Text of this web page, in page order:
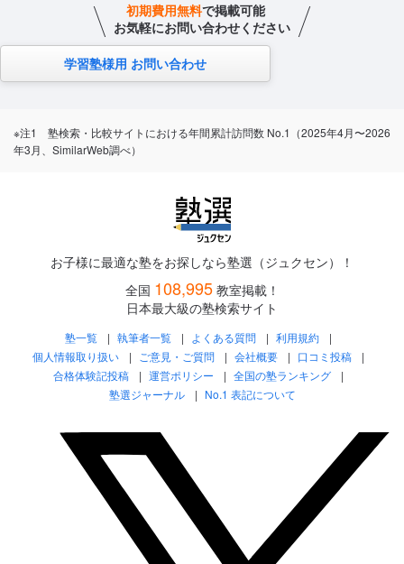
初期費用無料で掲載可能
お気軽にお問い合わせください
学習塾様用 お問い合わせ
※注1 塾検索・比較サイトにおける年間累計訪問数 No.1（2025年4月〜2026
年3月、SimilarWeb調べ）
お子様に最適な塾をお探しなら塾選（ジュクセン）！
全国 108,995 教室掲載！
日本最大級の塾検索サイト
塾一覧 執筆者一覧 よくある質問
利用規約
個人情報取り扱い
ご意見・ご質問 会社概要
口コミ投稿
合格体験記投稿
運営ポリシー
全国の塾ランキング
塾選ジャーナル
No.1 表記について